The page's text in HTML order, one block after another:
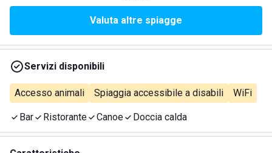
Valuta altre spiagge
Servizi disponibili
Accesso animali Spiaggia accessibile a disabili WiFi
Bar Ristorante Canoe Doccia calda